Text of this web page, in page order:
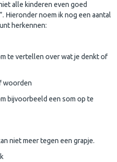
alle kinderen even goed
Hieronder noem ik nog een aantal
herkennen:
te vertellen over wat je denkt of
woorden
bijvoorbeeld een som op te
niet meer tegen een grapje.